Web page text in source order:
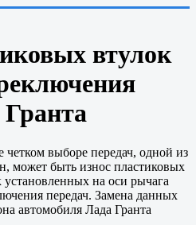
втулок
четком выборе передач, одной из
может быть износ пластиковых
установленных на оси рычага
передач. Замена данных
автомобиля Лада Гранта